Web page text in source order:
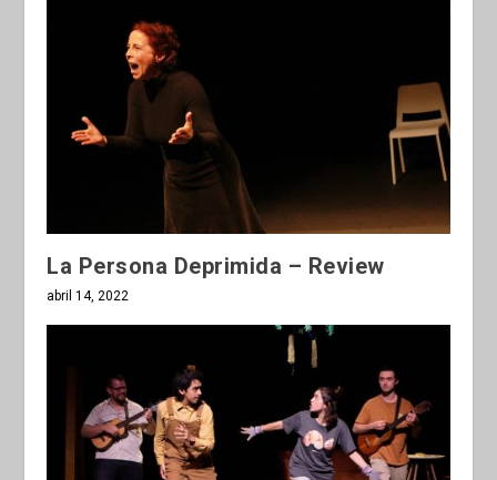
La Persona Deprimida – Review
abril 14, 2022